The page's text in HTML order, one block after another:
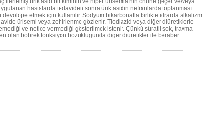
ilerlemiş ürik asid birikiminin ve hiper ürisemia'nın önüne geçer ve/veya
hastalarda tedaviden sonra ürik asidin nefranlarda toplanması
etmek için kullanılır. Sodyum bikarbonatla birlikte idrarda alkalizm
ürisemi veya zehirlenme gözlenir. Tiodiazid veya diğer diüretiklerle
ve netice vermediği gösterilmek istenir. Çünkü süratli şok, travma
olan böbrek fonksiyon bozukluğunda diğer diüretikler ile beraber